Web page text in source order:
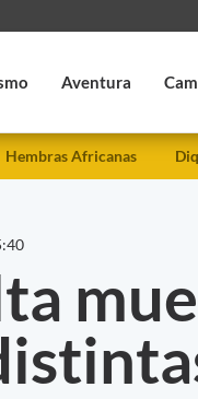
Aventura
Hembras Africanas